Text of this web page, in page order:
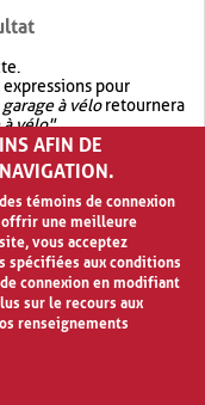
pour
garage à véloretournera
à vélo".
OR.garage OR vélo
garage à vélo
AFIN DE
témoins de connexion
offrir une meilleure
vous acceptez
spécifiées aux conditions
connexion en modifiant
sur le recours aux
renseignements